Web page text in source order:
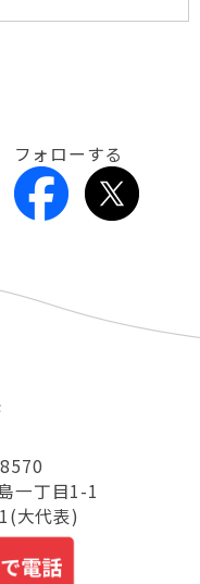
フォローする
一丁目1-1
大代表)